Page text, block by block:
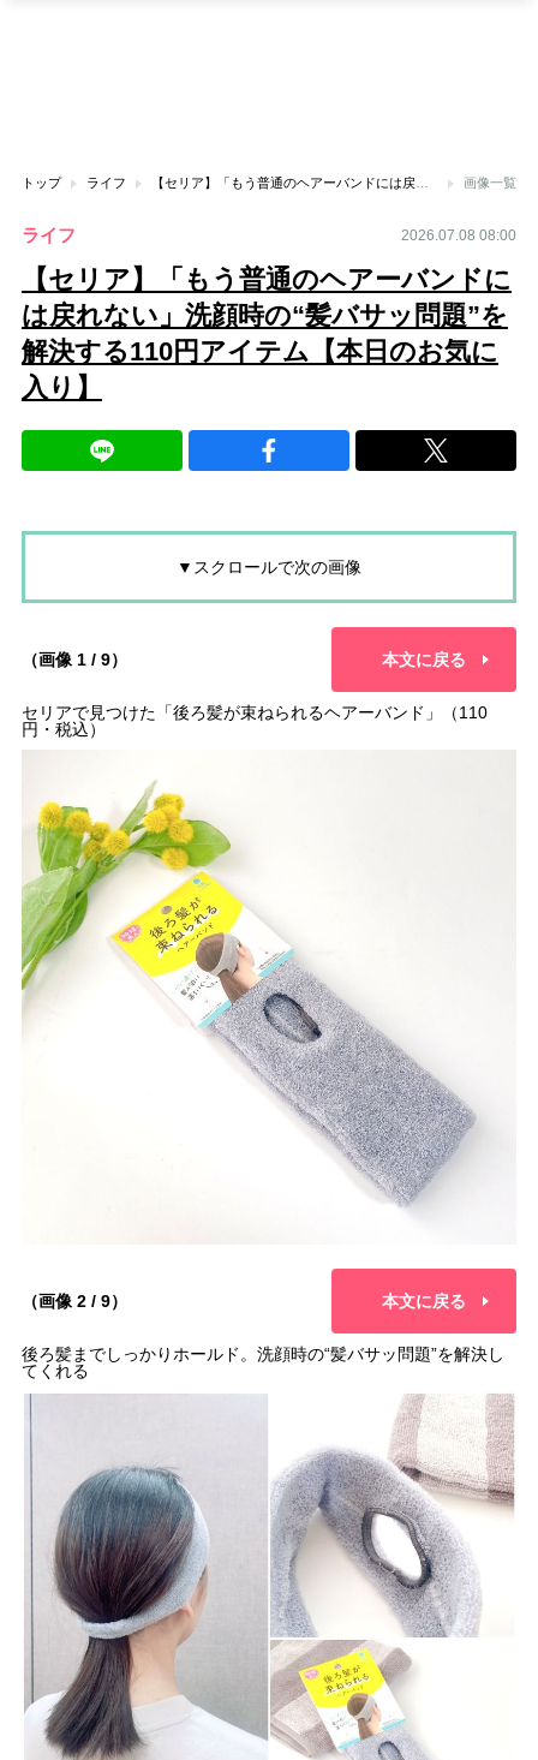
トップ ライフ 画像一覧
ライフ 2026.07.08 08:00
【セリア】「もう普通のヘアーバンドに
は戻れない」洗顔時の“髪バサッ問題”を
解決する110円アイテム【本日のお気に
入り】
▼スクロールで次の画像
（画像 1 / 9） 本文に戻る
セリアで見つけた「後ろ髪が束ねられるヘアーバンド」（110
円・税込）
（画像 2 / 9） 本文に戻る
後ろ髪までしっかりホールド。洗顔時の“髪バサッ問題”を解決し
てくれる